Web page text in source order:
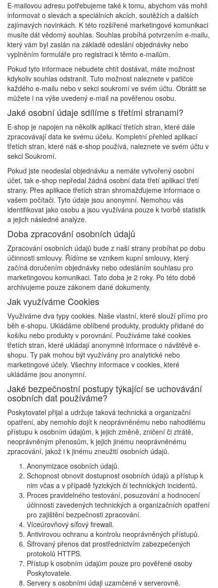
E-mailovou adresu potřebujeme také k tomu, abychom vás mohli
informovat o slevách a speciálních akcích, soutěžích a dalších
zajímavých novinkách. K této rozšířené marketingové komunikaci
musíte dát vědomý souhlas. Souhlas probíhá potvrzením e-mailu,
který vám byl zaslán na základě odeslání objednávky nebo
vyplněním formuláře pro registraci k těmto e-mailům.
Pokud tyto informace nebudete chtít dostávat, máte možnost
kdykoliv souhlas odstranit. Tuto možnost naleznete v patičce
každého e-mailu nebo v sekci soukromí ve svém účtu. Obrátit se
můžete i na výše uvedený e-mail na pověřenou osobu.
Jaké osobní údaje sdílíme s třetími stranami?
E-shop je napojen na několik aplikací třetích stran, které dále
zpracovávají data ke svému účelu. Kompletní přehled aplikací
třetích stran, které náš e-shop používá, naleznete ve svém účtu v
sekci Soukromí.
Pokud jste neodeslal objednávku a nemáte vytvořený osobní
účet, tak e-shop nepředal žádná osobní data třetí aplikací třetí
strany. Přes aplikace třetích stran shromažďujeme informace o
vašem počítači. Tyto údaje jsou anonymní. Nemohou vás
identifikovat jako osobu a jsou využívána pouze k tvorbě statistik
a jejich následné analýze.
Doba zpracování osobních údajů
Zpracování osobních údajů bude z naší strany probíhat po dobu
účinnosti smlouvy. Řídíme se vznikem kupní smlouvy, který
začíná doručením objednávky nebo odesláním souhlasu pro
marketingovou komunikaci. Tato doba je 2 roky. Po této době
archivujeme pouze zákonem dané dokumenty.
Jak využíváme Cookies
Využíváme dva typy cookies. Naše vlastní, které slouží přímo pro
běh e-shopu. Ukládáme oblíbené produkty, produkty přidané do
košíku nebo produkty v porovnání. Používáme také cookies
třetích stran, které ukládají anonymně informace o návštěvě e-
shopu. Ty pak mohou být využívány pro analytické nebo
marketingové účely. Všechny informace v cookies, které
ukládáme jsou anonymní.
Jaké bezpečnostní postupy týkající se uchovávání
osobních dat používáme?
Poskytovatel přijal a udržuje taková technická a organizační
opatření, aby nemohlo dojít k neoprávněnému nebo nahodilému
přístupu k osobním údajům, k jejich změně, zničení či ztrátě,
neoprávněným přenosům, k jejich jinému neoprávněnému
zpracování, jakož i k jinému zneužití osobních údajů.
Anonymizace osobních údajů.
Schopnost obnovit dostupnost osobních údajů a přístup k
nim včas a v případě fyzických či technických incidentů.
Proces pravidelného testování, posuzování a hodnocení
účinnosti zavedených technických a organizačních opatření
pro zajištění bezpečnosti zpracování.
Víceúrovňový síťový firewall.
Antivirovou ochranu a kontrolu neoprávněných přístupů.
Šifrovaný přenos dat prostřednictvím zabezpečených
protokolů HTTPS.
Přístup k osobním údajům pouze pro pověřené osoby
Poskytovatele.
Servery s osobními údaji uzamčené v serverovně.